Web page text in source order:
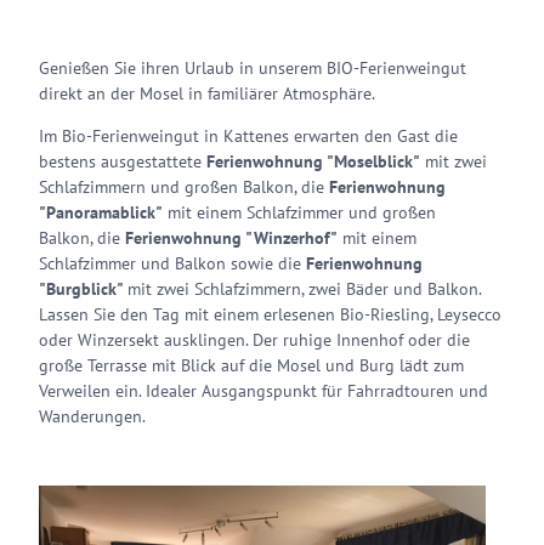
Genießen Sie ihren Urlaub in unserem BIO-Ferienweingut
direkt an der Mosel in familiärer Atmosphäre.
Im Bio-Ferienweingut in Kattenes erwarten den Gast die
bestens ausgestattete Ferienwohnung "Moselblick" mit zwei
Schlafzimmern und großen Balkon, die Ferienwohnung
"Panoramablick" mit einem Schlafzimmer und großen
Balkon, die Ferienwohnung "Winzerhof" mit einem
Schlafzimmer und Balkon sowie die Ferienwohnung
"Burgblick" mit zwei Schlafzimmern, zwei Bäder und Balkon.
Lassen Sie den Tag mit einem erlesenen Bio-Riesling, Leysecco
oder Winzersekt ausklingen. Der ruhige Innenhof oder die
große Terrasse mit Blick auf die Mosel und Burg lädt zum
Verweilen ein. Idealer Ausgangspunkt für Fahrradtouren und
Wanderungen.